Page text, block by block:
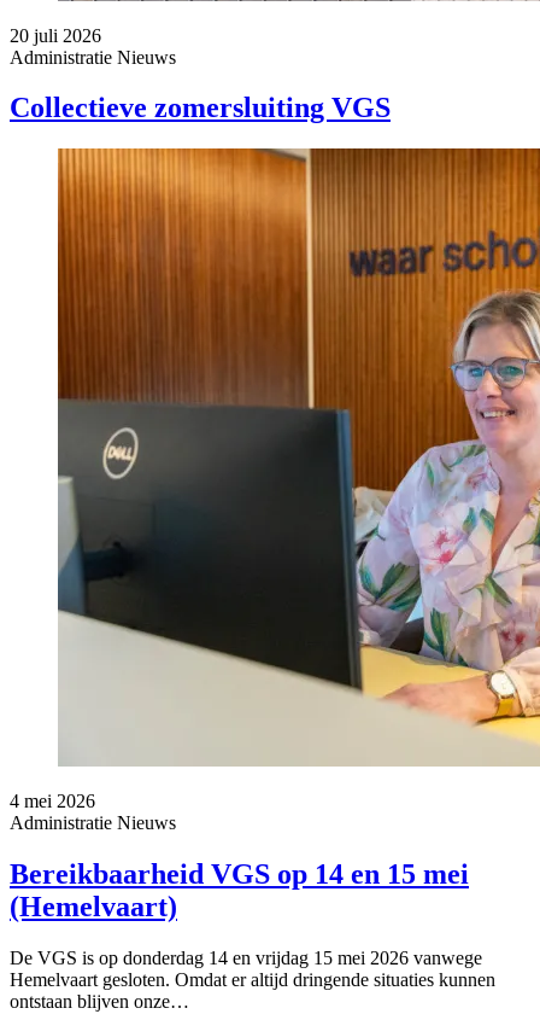
20 juli 2026
Administratie Nieuws
Collectieve zomersluiting VGS
4 mei 2026
Administratie Nieuws
Bereikbaarheid VGS op 14 en 15 mei
(Hemelvaart)
De VGS is op donderdag 14 en vrijdag 15 mei 2026 vanwege
Hemelvaart gesloten. Omdat er altijd dringende situaties kunnen
ontstaan blijven onze…